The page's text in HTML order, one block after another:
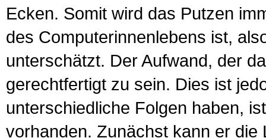
Ecken. Somit wird das Putzen
des Computerinnenlebens ist,
unterschätzt. Der Aufwand, der
gerechtfertigt zu sein. Dies ist
unterschiedliche Folgen haben,
vorhanden. Zunächst kann er